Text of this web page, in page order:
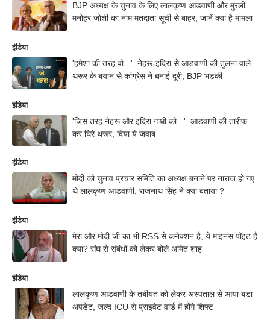
BJP अध्यक्ष के चुनाव के लिए लालकृष्ण आडवाणी और मुरली
मनोहर जोशी का नाम मतदाता सूची से बाहर, जानें क्या है मामला
इंडिया
'हमेशा की तरह वो...', नेहरू-इंदिरा से आडवाणी की तुलना वाले
थरूर के बयान से कांग्रेस ने बनाई दूरी, BJP भड़की
इंडिया
'जिस तरह नेहरू और इंदिरा गांधी को...', आडवाणी की तारीफ
कर घिरे थरूर; दिया ये जवाब
इंडिया
मोदी को चुनाव प्रचार समिति का अध्यक्ष बनाने पर नाराज हो गए
थे लालकृष्ण आडवाणी, राजनाथ सिंह ने क्या बताया ?
इंडिया
मेरा और मोदी जी का भी RSS से कनेक्शन है, ये माइनस पॉइंट है
क्या? संघ से संबंधों को लेकर बोले अमित शाह
इंडिया
लालकृष्ण आडवाणी के तबीयत को लेकर अस्पताल से आया बड़ा
अपडेट, जल्द ICU से प्राइवेट वार्ड में होंगे शिफ्ट